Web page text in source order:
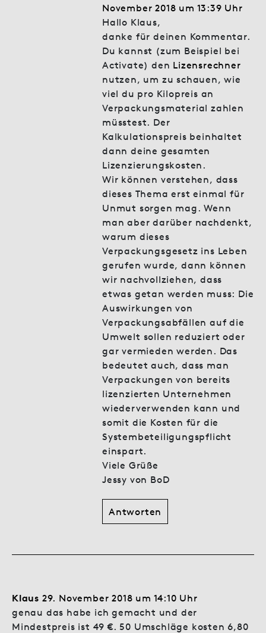
November 2018 um 13:39 Uhr
Hallo Klaus,
danke für deinen Kommentar.
Du kannst (zum Beispiel bei
Activate) den Lizensrechner
nutzen, um zu schauen, wie
viel du pro Kilopreis an
Verpackungsmaterial zahlen
müsstest. Der
Kalkulationspreis beinhaltet
dann deine gesamten
Lizenzierungskosten.
Wir können verstehen, dass
dieses Thema erst einmal für
Unmut sorgen mag. Wenn
man aber darüber nachdenkt,
warum dieses
Verpackungsgesetz ins Leben
gerufen wurde, dann können
wir nachvollziehen, dass
etwas getan werden muss: Die
Auswirkungen von
Verpackungsabfällen auf die
Umwelt sollen reduziert oder
gar vermieden werden. Das
bedeutet auch, dass man
Verpackungen von bereits
lizenzierten Unternehmen
wiederverwenden kann und
somit die Kosten für die
Systembeteiligungspflicht
einspart.
Viele Grüße
Jessy von BoD
Antworten
Klaus 29. November 2018 um 14:10 Uhr
genau das habe ich gemacht und der
Mindestpreis ist 49 €. 50 Umschläge kosten 6,80